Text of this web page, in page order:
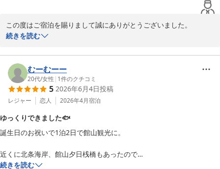
海の見えるロケーションのホテルだつたので夕日や朝の散歩など楽しみ
にしていたのですが、台風の影響で出来なくて残念でした。
この度はご宿泊を賜りまして誠にありがとうございました。
また、伊勢海老のお料理にご満足いただけました事嬉しい限りでご
機会がございましたら又お越しくださいませ。
またお会いできるのを楽しみにしております。
たてやま鏡ヶ浦温泉 館山シーサイドホテル
2026-06-05
続きを読む
むーむーー
20代/女性 | 1件のクチコミ
5 2026年6月4日投稿
レジャー 恋人 2026年4月宿泊
ゆっくりできました🐟️
誕生日のお祝いで1泊2日で館山観光に。
近くに北条海岸、館山夕日桟橋もあったので
お散歩しながら向かってチェックイン。
続きを読む